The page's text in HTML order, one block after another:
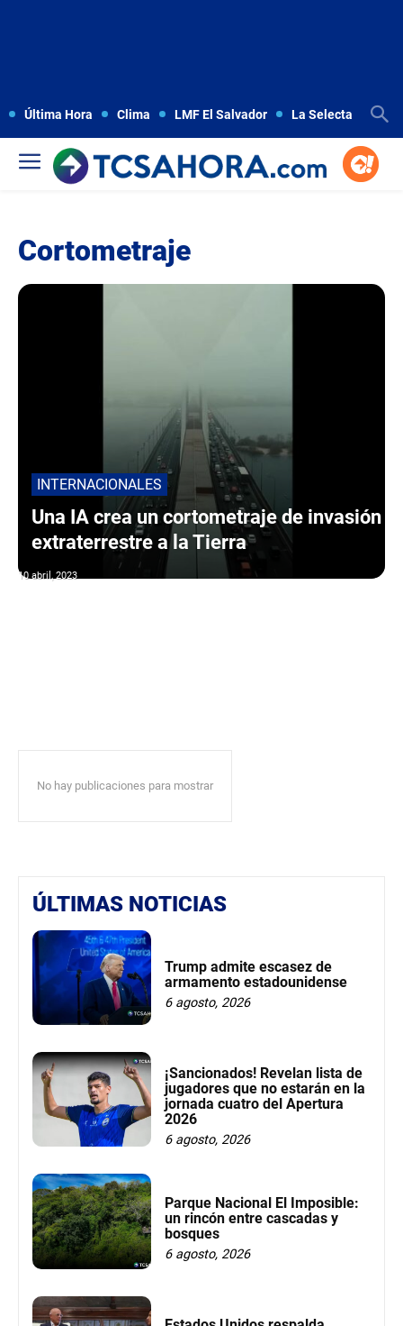
Última Hora Clima LMF El Salvador La Selecta
Cortometraje
INTERNACIONALES
Una IA crea un cortometraje de invasión
extraterrestre a la Tierra
10 abril, 2023
No hay publicaciones para mostrar
ÚLTIMAS NOTICIAS
Trump admite escasez de
armamento estadounidense
6 agosto, 2026
¡Sancionados! Revelan lista de
jugadores que no estarán en la
jornada cuatro del Apertura
2026
6 agosto, 2026
Parque Nacional El Imposible:
un rincón entre cascadas y
bosques
6 agosto, 2026